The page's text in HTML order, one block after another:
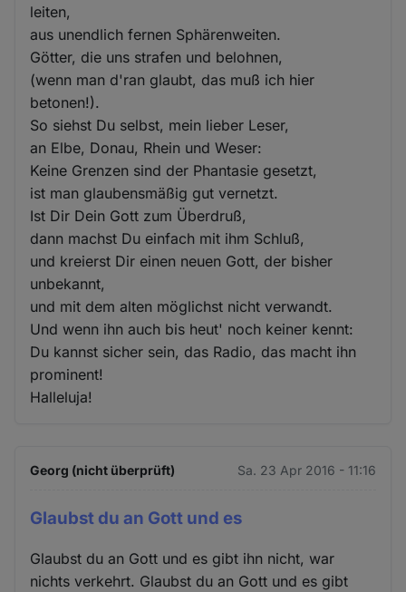
leiten,
aus unendlich fernen Sphärenweiten.
Götter, die uns strafen und belohnen,
(wenn man d'ran glaubt, das muß ich hier
betonen!).
So siehst Du selbst, mein lieber Leser,
an Elbe, Donau, Rhein und Weser:
Keine Grenzen sind der Phantasie gesetzt,
ist man glaubensmäßig gut vernetzt.
Ist Dir Dein Gott zum Überdruß,
dann machst Du einfach mit ihm Schluß,
und kreierst Dir einen neuen Gott, der bisher
unbekannt,
und mit dem alten möglichst nicht verwandt.
Und wenn ihn auch bis heut' noch keiner kennt:
Du kannst sicher sein, das Radio, das macht ihn
prominent!
Halleluja!
Georg (nicht überprüft) Sa. 23 Apr 2016 - 11:16
Glaubst du an Gott und es
Glaubst du an Gott und es gibt ihn nicht, war
nichts verkehrt. Glaubst du an Gott und es gibt